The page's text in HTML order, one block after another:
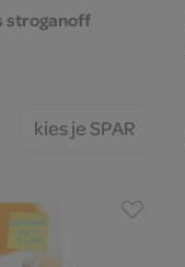
stroganoff
kies je SPAR